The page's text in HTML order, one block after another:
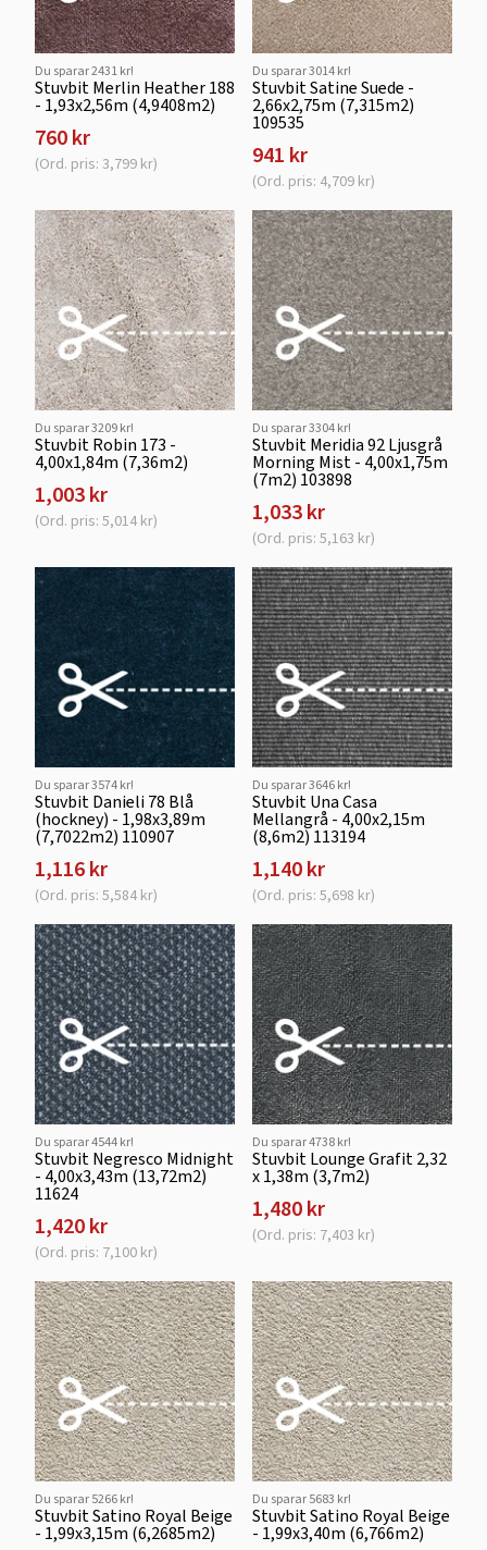
Du sparar 2431 kr!
Stuvbit Merlin Heather 188
- 1,93x2,56m (4,9408m2)
760 kr
(Ord. pris: 3,799 kr)
Du sparar 3014 kr!
Stuvbit Satine Suede -
2,66x2,75m (7,315m2)
109535
941 kr
(Ord. pris: 4,709 kr)
Du sparar 3209 kr!
Stuvbit Robin 173 -
4,00x1,84m (7,36m2)
1,003 kr
(Ord. pris: 5,014 kr)
Du sparar 3304 kr!
Stuvbit Meridia 92 Ljusgrå
Morning Mist - 4,00x1,75m
(7m2) 103898
1,033 kr
(Ord. pris: 5,163 kr)
Du sparar 3574 kr!
Stuvbit Danieli 78 Blå
(hockney) - 1,98x3,89m
(7,7022m2) 110907
1,116 kr
(Ord. pris: 5,584 kr)
Du sparar 3646 kr!
Stuvbit Una Casa
Mellangrå - 4,00x2,15m
(8,6m2) 113194
1,140 kr
(Ord. pris: 5,698 kr)
Du sparar 4544 kr!
Stuvbit Negresco Midnight
- 4,00x3,43m (13,72m2)
11624
1,420 kr
(Ord. pris: 7,100 kr)
Du sparar 4738 kr!
Stuvbit Lounge Grafit 2,32
x 1,38m (3,7m2)
1,480 kr
(Ord. pris: 7,403 kr)
Du sparar 5266 kr!
Stuvbit Satino Royal Beige
- 1,99x3,15m (6,2685m2)
Du sparar 5683 kr!
Stuvbit Satino Royal Beige
- 1,99x3,40m (6,766m2)